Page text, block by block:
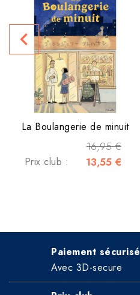
La Boulangerie de minuit
16,95 €
Prix club : 13,55 €
navigate_before
Paiement sécurisé
Avec 3D-secure